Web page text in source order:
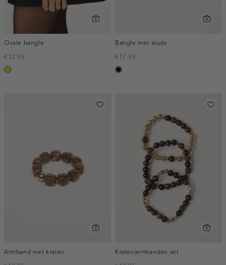
Ovale bangle
€12.95
goud
Bangle met studs
€17.95
zwart
Armband met kralen
Kralenarmbanden set